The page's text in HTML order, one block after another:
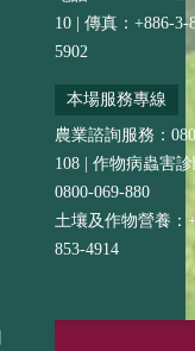
10 | 傳真：+886-3-
5902
本場服務專線
農業諮詢服務：
108 | 作物病蟲害
0800-069-880
土壤及作物營養：
853-4914